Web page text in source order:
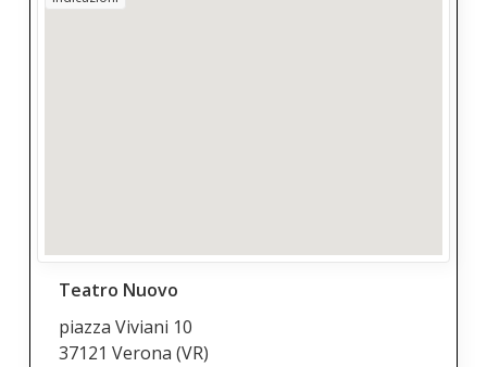
Teatro Nuovo
piazza Viviani 10
37121 Verona(VR)